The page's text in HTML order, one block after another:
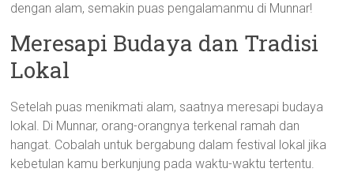
dengan alam, semakin puas pengalamanmu di Munnar!
Meresapi Budaya dan Tradisi
Lokal
Setelah puas menikmati alam, saatnya meresapi budaya
lokal. Di Munnar, orang-orangnya terkenal ramah dan
hangat. Cobalah untuk bergabung dalam festival lokal jika
kebetulan kamu berkunjung pada waktu-waktu tertentu.